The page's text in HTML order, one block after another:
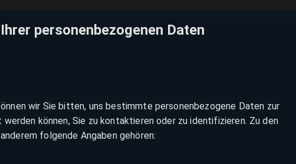
personenbezogenen Daten
wir Sie bitten, uns bestimmte personenbezogene Daten zur
können, Sie zu kontaktieren oder zu identifizieren. Zu den
folgende Angaben gehören: